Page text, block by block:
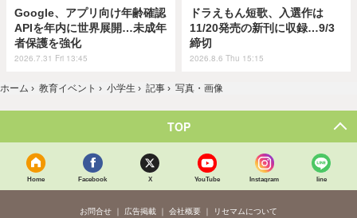
Google、アプリ向け年齢確認
APIを年内に世界展開…未成年
者保護を強化
2026.7.31 Fri 13:45
ドラえもん短歌、入選作は
11/20発売の新刊に収録…9/3
締切
2026.8.6 Thu 15:15
ホーム › 教育イベント › 小学生 › 記事 › 写真・画像
TOP
Home Facebook X YouTube Instagram line
お問合せ 広告掲載 会社概要 リセマムについて